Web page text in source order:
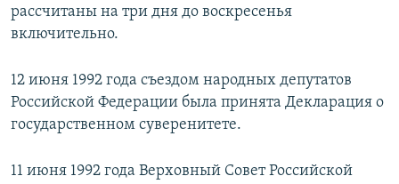
рассчитаны на три дня до воскресенья
включительно.
12 июня 1992 года съездом народных депутатов
Российской Федерации была принята Декларация о
государственном суверенитете.
11 июня 1992 года Верховный Совет Российской